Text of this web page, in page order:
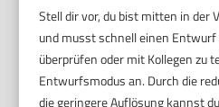
Stell dir vor, du bist mitten in der
und musst schnell einen
überprüfen oder mit Kollegen zu
Entwurfsmodus an. Durch die
die geringere Auflösung kannst